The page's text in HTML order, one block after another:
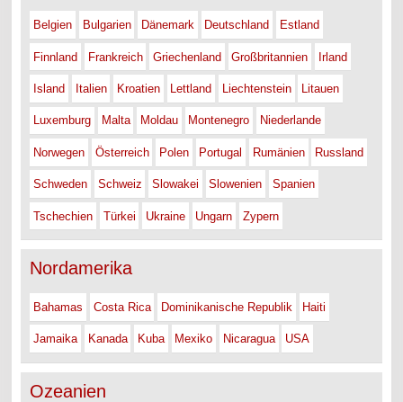
Belgien Bulgarien Dänemark Deutschland Estland
Finnland Frankreich Griechenland Großbritannien Irland
Island Italien Kroatien Lettland Liechtenstein Litauen
Luxemburg Malta Moldau Montenegro Niederlande
Norwegen Österreich Polen Portugal Rumänien Russland
Schweden Schweiz Slowakei Slowenien Spanien
Tschechien Türkei Ukraine Ungarn Zypern
Nordamerika
Bahamas Costa Rica Dominikanische Republik Haiti
Jamaika Kanada Kuba Mexiko Nicaragua USA
Ozeanien